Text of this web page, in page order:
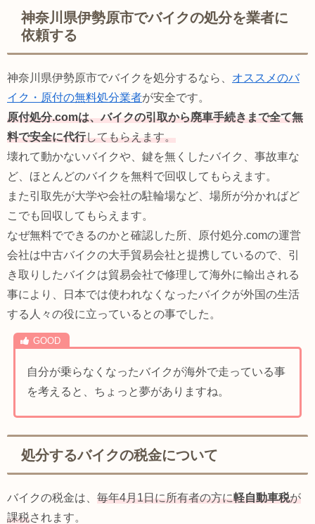
神奈川県伊勢原市でバイクの処分を業者に
依頼する
神奈川県伊勢原市でバイクを処分するなら、 オススメのバ
イク・原付の無料処分業者が安全です。
原付処分.comは、バイクの引取から廃車手続きまで全て無
料で安全に代行してもらえます。
壊れて動かないバイクや、鍵を無くしたバイク、事故車な
ど、ほとんどのバイクを無料で回収してもらえます。
また引取先が大学や会社の駐輪場など、場所が分かればど
こでも回収してもらえます。
なぜ無料でできるのかと確認した所、原付処分.comの運営
会社は中古バイクの大手貿易会社と提携しているので、引
き取りしたバイクは貿易会社で修理して海外に輸出される
事により、日本では使われなくなったバイクが外国の生活
する人々の役に立っているとの事でした。
自分が乗らなくなったバイクが海外で走っている事
を考えると、ちょっと夢がありますね。
処分するバイクの税金について
バイクの税金は、 毎年4月1日に所有者の方に軽自動車税が
課税されます。